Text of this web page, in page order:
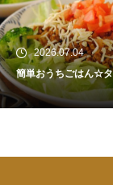
2026.07.04
簡単おうちごはん☆